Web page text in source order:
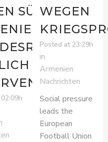
SÜD-
DER
SOLL
WEGEN
Posted at 23:29h
in
Armenien
Nachrichten
Social pressure
leads the
European
Football Union